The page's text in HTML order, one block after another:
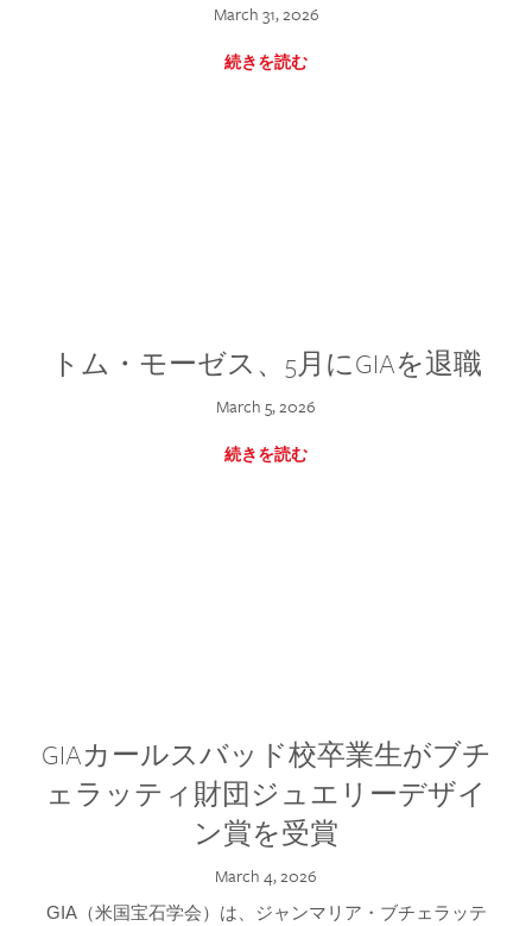
March 31, 2026
続きを読む
トム・モーゼス、5月にGIAを退職
March 5, 2026
続きを読む
GIAカールスバッド校卒業生がブチ
ェラッティ財団ジュエリーデザイ
ン賞を受賞
March 4, 2026
GIA（米国宝石学会）は、ジャンマリア・ブチェラッテ